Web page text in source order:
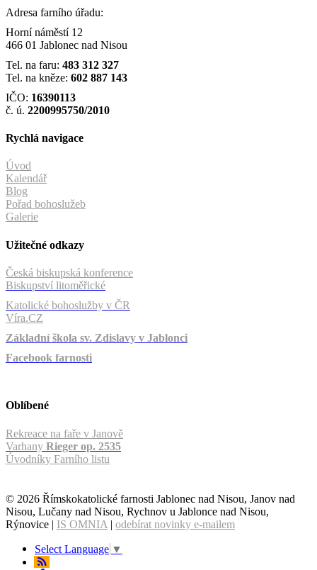
Adresa farního úřadu:
Horní náměstí 12
466 01 Jablonec nad Nisou
Tel. na faru: 483 312 327
Tel. na kněze: 602 887 143
IČO: 16390113
č. ú. 2200995750/2010
Rychlá navigace
Úvod
Kalendář
Blog
Pořad bohoslužeb
Galerie
Užitečné odkazy
Česká biskupská konference
Biskupství litoměřické
Katolické bohoslužby v ČR
Víra.CZ
Základní škola sv. Zdislavy v Jablonci
Facebook farnosti
Oblíbené
Rekreace na faře v Janově
Varhany Rieger op. 2535
Úvodníky Farního listu
© 2026 Římskokatolické farnosti Jablonec nad Nisou, Janov nad
Nisou, Lučany nad Nisou, Rychnov u Jablonce nad Nisou,
Rýnovice | IS OMNIA | odebírat novinky e-mailem
Select Language ▼